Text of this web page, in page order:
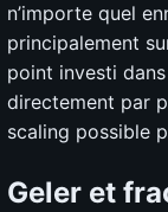
n’importe quel
principalement
point investi
directement par
scaling possible
Geler et